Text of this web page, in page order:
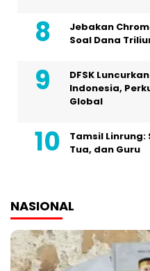
Jebakan
Soal Dana
DFSK
Indonesia,
Global
Tamsil
Tua, dan Guru
NASIONAL